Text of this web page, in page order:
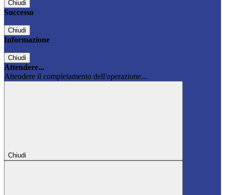
Chiudi
Successo
Chiudi
Informazione
Chiudi
Attendere...
Attendere il completamento dell'operazione...
Chiudi